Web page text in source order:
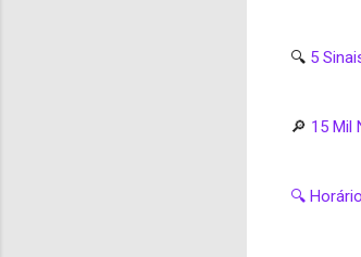
🔍 5
🔎 15 Mil
🔍